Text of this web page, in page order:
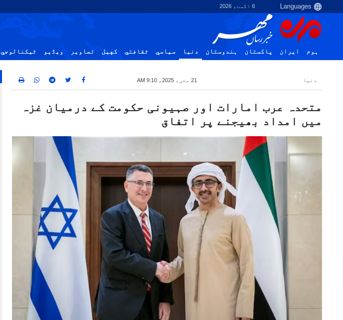
6 اگست، 2026
ہوم ایران پاکستان ہندوستان دنیا سياسي ثقافتي کهيل تصاوير ویڈیو ٹيكنالوجي
دنیا 21 مئی، 2025، 9:10 AM
متحدہ عرب امارات اور صہیونی حکومت کے درمیان غزہ
میں امداد بھیجنے پر اتفاق